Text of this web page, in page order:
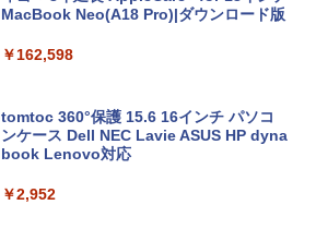
MacBook Neo(A18 Pro)|ダウンロード版
￥162,598
tomtoc 360°保護 15.6 16インチ パソコ
ンケース Dell NEC Lavie ASUS HP dyna
book Lenovo対応
￥2,952